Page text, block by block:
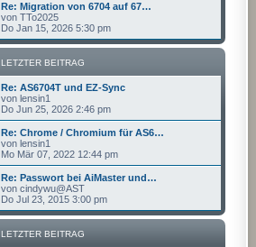
Re: Migration von 6704 auf 67…
vonTTo2025
Do Jan 15, 2026 5:30 pm
LETZTER BEITRAG
Re: AS6704T und EZ-Sync
vonlensin1
Do Jun 25, 2026 2:46 pm
Re: Chrome / Chromium für AS6…
vonlensin1
Mo Mär 07, 2022 12:44 pm
Re: Passwort bei AiMaster und…
voncindywu@AST
Do Jul 23, 2015 3:00 pm
LETZTER BEITRAG